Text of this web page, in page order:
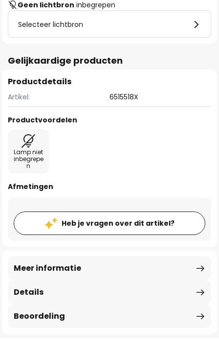
Geen lichtbron inbegrepen
Selecteer lichtbron
Gelijkaardige producten
Productdetails
Artikel: 6515518X
Productvoordelen
Lamp niet
inbegrepe
n
Afmetingen
Heb je vragen over dit artikel?
Details
Meer informatie
Beoordeling